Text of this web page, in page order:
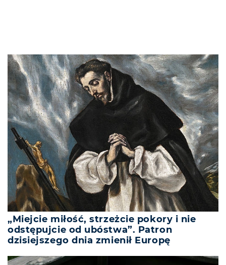
„Miejcie miłość, strzeżcie pokory i nie
odstępujcie od ubóstwa”. Patron
dzisiejszego dnia zmienił Europę